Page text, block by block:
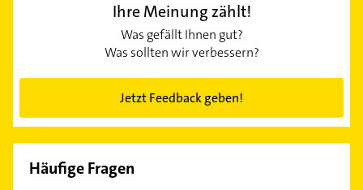
Ihre Meinung zählt!
Was gefällt Ihnen gut?
Was sollten wir verbessern?
Jetzt Feedback geben!
Häufige Fragen